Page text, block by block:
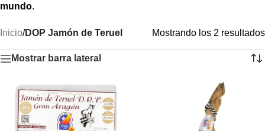
mundo.
Inicio/DOP Jamón de Teruel Mostrando los 2 resultados
Mostrar barra lateral